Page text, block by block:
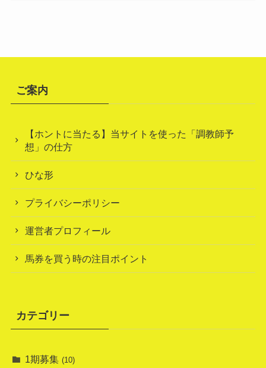
ご案内
【ホントに当たる】当サイトを使った「調教師予
想」の仕方
ひな形
プライバシーポリシー
運営者プロフィール
馬券を買う時の注目ポイント
カテゴリー
1期募集 (10)